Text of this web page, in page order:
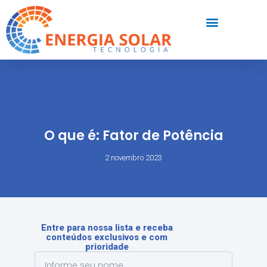
O que é: Fator de Potência
2 novembro 2023
Entre para nossa lista e receba
conteúdos exclusivos e com
prioridade